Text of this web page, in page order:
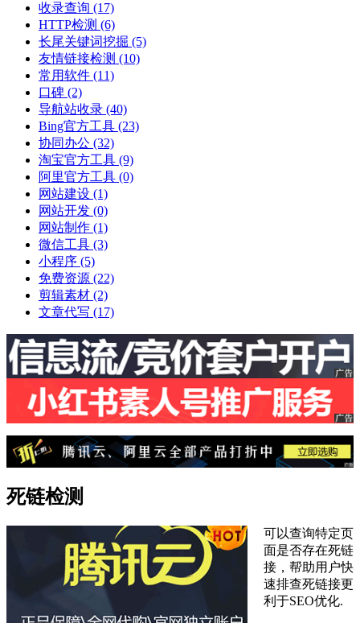
收录查询 (17)
HTTP检测 (6)
长尾关键词挖掘 (5)
友情链接检测 (10)
常用软件 (11)
口碑 (2)
导航站收录 (40)
Bing官方工具 (23)
协同办公 (32)
淘宝官方工具 (9)
阿里官方工具 (0)
网站建设 (1)
网站开发 (0)
网站制作 (1)
微信工具 (3)
小程序 (5)
免费资源 (22)
剪辑素材 (2)
文章代写 (17)
死链检测
可以查询特定页
面是否存在死链
接，帮助用户快
速排查死链接更
利于SEO优化.